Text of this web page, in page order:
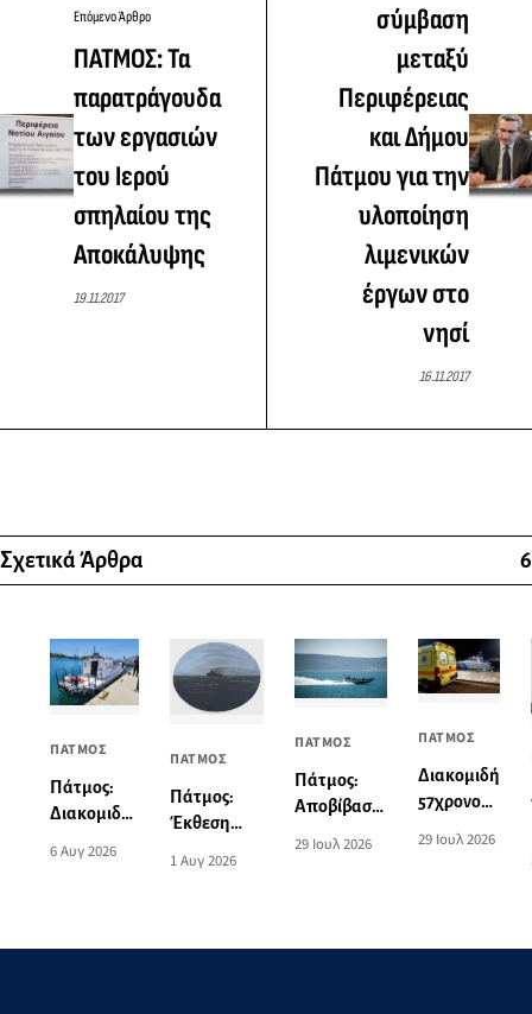
Επόμενο Άρθρο
ΠΑΤΜΟΣ: Τα
παρατράγουδα
των εργασιών
του Ιερού
σπηλαίου της
Αποκάλυψης
19.11.2017
σύμβαση
μεταξύ
Περιφέρειας
και Δήμου
Πάτμου για την
υλοποίηση
λιμενικών
έργων στο
νησί
16.11.2017
Σχετικά Άρθρα 6
ΠΑΤΜΟΣ
Πάτμος:
Διακομιδή
στη Λέρο
6 Αυγ 2026
ΠΑΤΜΟΣ
Πάτμος:
Έκθεση
του Norman
Σταύρακα
1 Αυγ 2026
ΠΑΤΜΟΣ
Πάτμος:
Αποβίβαση
29 Ιουλ 2026
ΠΑΤΜΟΣ
Διακομιδή
57χρονου
29 Ιουλ 2026